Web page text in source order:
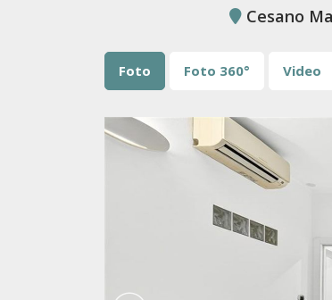
Cesano
Foto Foto 360° Video